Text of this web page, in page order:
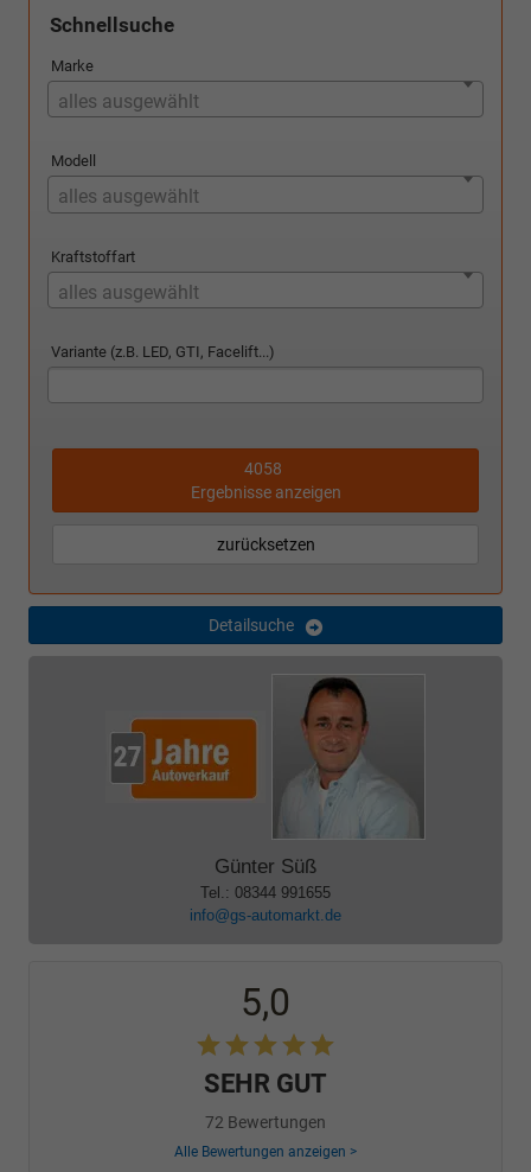
Schnellsuche
Marke
alles ausgewählt
Modell
alles ausgewählt
Kraftstoffart
alles ausgewählt
Variante (z.B. LED, GTI, Facelift...)
4058
Ergebnisse anzeigen
zurücksetzen
Detailsuche
Günter Süß
Tel.: 08344 991655
info@gs-automarkt.de
5,0
SEHR GUT
72 Bewertungen
Alle Bewertungen anzeigen >